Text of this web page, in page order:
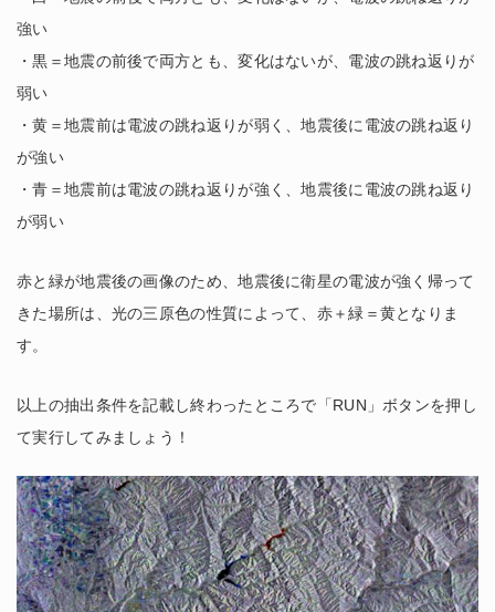
強い
・黒＝地震の前後で両方とも、変化はないが、電波の跳ね返りが
弱い
・黄＝地震前は電波の跳ね返りが弱く、地震後に電波の跳ね返り
が強い
・青＝地震前は電波の跳ね返りが強く、地震後に電波の跳ね返り
が弱い
赤と緑が地震後の画像のため、地震後に衛星の電波が強く帰って
きた場所は、光の三原色の性質によって、赤＋緑＝黄となりま
す。
以上の抽出条件を記載し終わったところで「RUN」ボタンを押し
て実行してみましょう！